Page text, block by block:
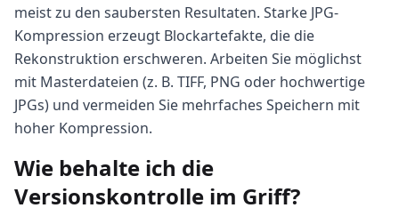
meist zu den saubersten Resultaten. Starke JPG-
Kompression erzeugt Blockartefakte, die die
Rekonstruktion erschweren. Arbeiten Sie möglichst
mit Masterdateien (z. B. TIFF, PNG oder hochwertige
JPGs) und vermeiden Sie mehrfaches Speichern mit
hoher Kompression.
Wie behalte ich die
Versionskontrolle im Griff?